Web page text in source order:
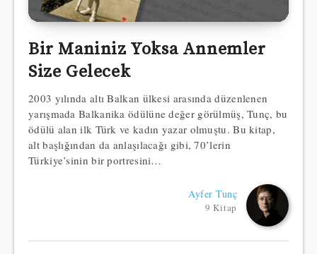
Bir Maniniz Yoksa Annemler
Size Gelecek
2003 yılında altı Balkan ülkesi arasında düzenlenen
yarışmada Balkanika ödülüne değer görülmüş, Tunç, bu
ödülü alan ilk Türk ve kadın yazar olmuştu. Bu kitap,
alt başlığından da anlaşılacağı gibi, 70’lerin
Türkiye’sinin bir portresini…
Ayfer Tunç
9 Kitap